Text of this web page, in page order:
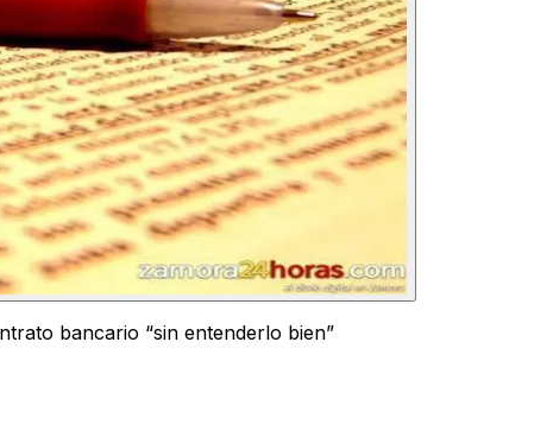
bancario “sin entenderlo bien”